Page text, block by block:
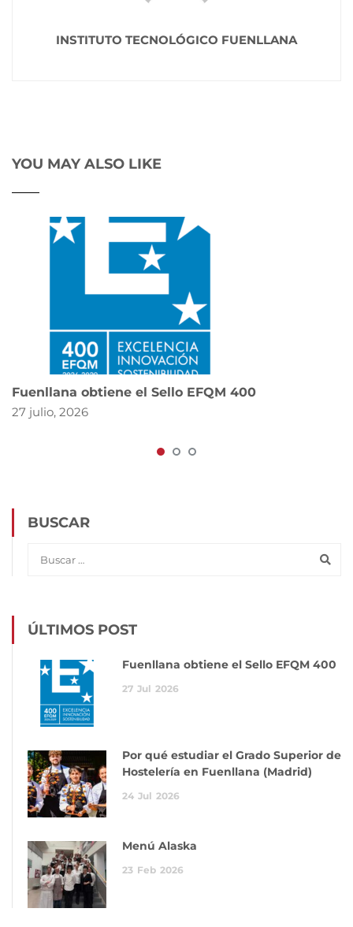
INSTITUTO TECNOLÓGICO FUENLLANA
YOU MAY ALSO LIKE
Fuenllana obtiene el Sello EFQM 400
27 julio, 2026
BUSCAR
ÚLTIMOS POST
Fuenllana obtiene el Sello EFQM 400
27 Jul 2026
Por qué estudiar el Grado Superior de
Hostelería en Fuenllana (Madrid)
24 Jul 2026
Menú Alaska
23 Feb 2026